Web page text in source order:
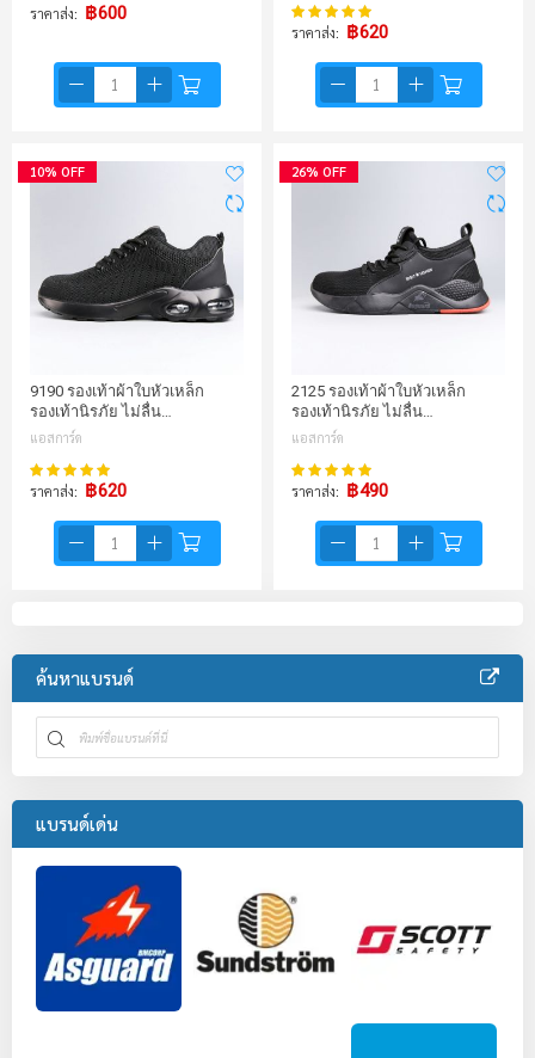
ราคาส่ง ฿600 คะแนน:
ราคาส่ง
฿620
10% OFF
9190 รองเท้าผ้าใบหัวเหล็ก
รองเท้านิรภัย ไม่ลื่น…
แอสการ์ด
คะแนน:
ราคาส่ง
฿620
26% OFF
2125 รองเท้าผ้าใบหัวเหล็ก
รองเท้านิรภัย ไม่ลื่น…
แอสการ์ด
คะแนน:
ราคาส่ง
฿490
ค้นหาแบรนด์
แบรนด์เด่น